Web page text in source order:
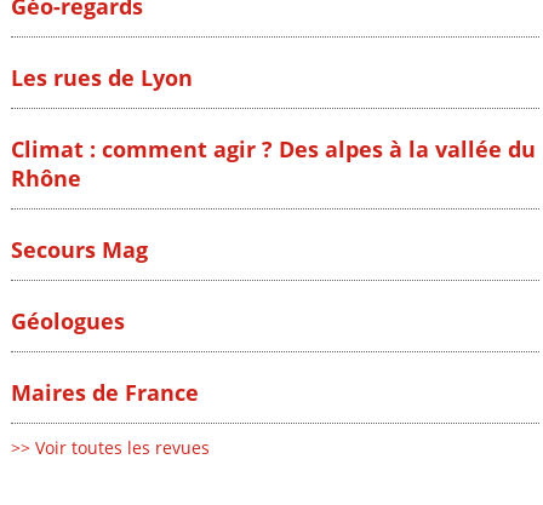
Géo-regards
Les rues de Lyon
Climat : comment agir ? Des alpes à la vallée du
Rhône
Secours Mag
Géologues
Maires de France
>> Voir toutes les revues